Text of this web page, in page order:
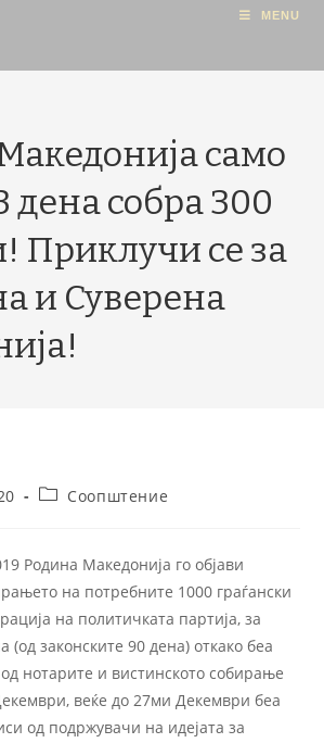
MENU
само
дена собра 300
Приклучи се за
и Суверена
Соопштение
Родина Македонија го објави
на потребните 1000 граѓански
на политичката партија, за
(од законските 90 дена) откако беа
нотарите и вистинското собирање
веќе до 27ми Декември беа
од подржувачи на идејата за